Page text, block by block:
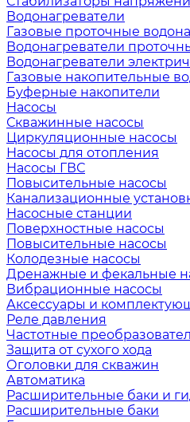
Водонагреватели
Газовые проточные
Водонагреватели
Водонагреватели
Газовые накопительные
Буферные накопители
Насосы
Скважинные насосы
Циркуляционные насосы
Насосы для отопления
Насосы ГВС
Повысительные насосы
Канализационные
Насосные станции
Поверхностные насосы
Повысительные насосы
Колодезные насосы
Дренажные и фекальные
Вибрационные насосы
Аксессуары и
Реле давления
Частотные
Защита от сухого хода
Оголовки для скважин
Автоматика
Расширительные баки и
Расширительные баки